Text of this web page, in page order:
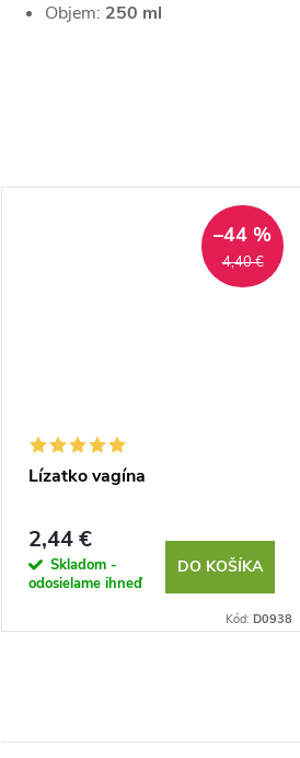
Objem: 250 ml
4,40 €
–44 %
Lízatko vagína
2,44 €
Skladom -
odosielame ihneď
DO KOŠÍKA
Kód: D0938